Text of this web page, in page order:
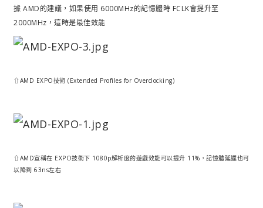
據 AMD的建議，如果使用 6000MHz的記憶體時 FCLK會提升至
2000MHz，這時是最佳效能
⇧AMD EXPO技術 (Extended Profiles for Overclocking)
⇧AMD宣稱在 EXPO技術下 1080p解析度的遊戲效能可以提升 11%，記憶體延遲也可
以降到 63ns左右